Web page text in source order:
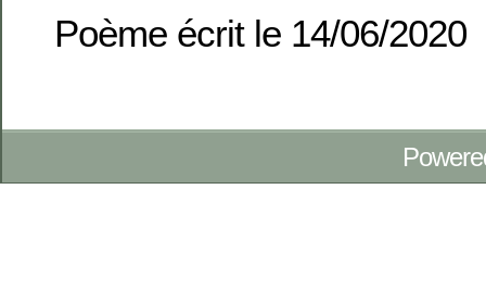
Poème écrit le 14/06/2020